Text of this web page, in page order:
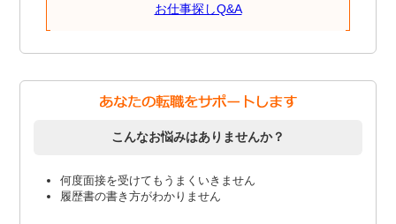
お仕事探しQ&A
こんなお悩みはありませんか？
何度面接を受けてもうまくいきません
履歴書の書き方がわかりません